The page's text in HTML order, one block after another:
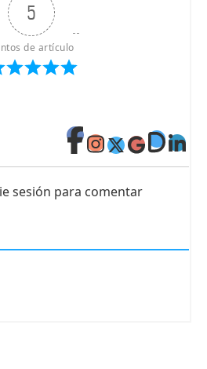
5
de artículo
sesión para comentar